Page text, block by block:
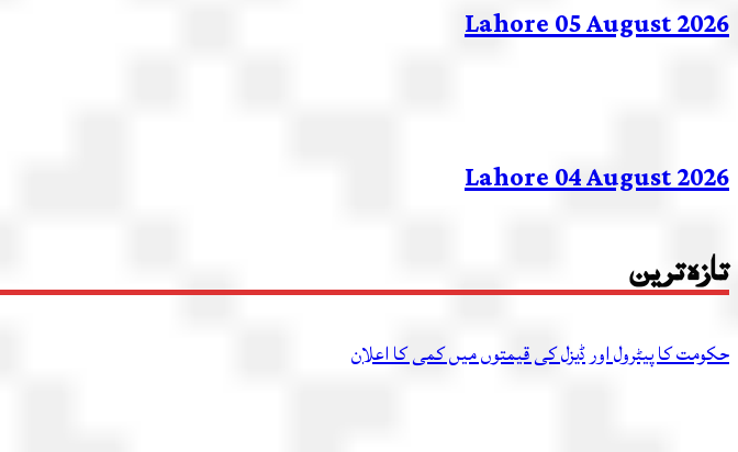
Lahore 05 August 2026
Lahore 04 August 2026
تازہ ترین
حکومت کا پیٹرول اور ڈیزل کی قیمتوں میں کمی کا اعلان